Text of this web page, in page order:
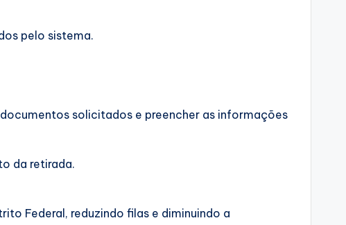
pelo sistema.
solicitados e preencher as informações
da retirada.
Federal, reduzindo filas e diminuindo a